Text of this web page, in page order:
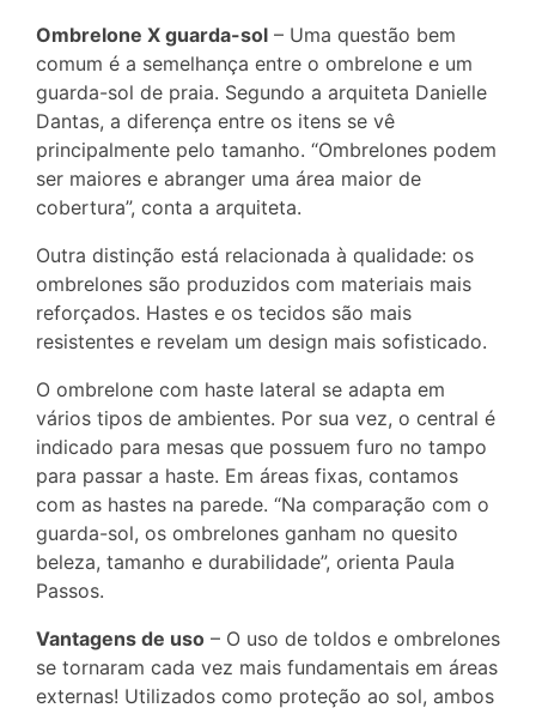
Ombrelone X guarda-sol – Uma questão bem
comum é a semelhança entre o ombrelone e um
guarda-sol de praia. Segundo a arquiteta Danielle
Dantas, a diferença entre os itens se vê
principalmente pelo tamanho. “Ombrelones podem
ser maiores e abranger uma área maior de
cobertura”, conta a arquiteta.
Outra distinção está relacionada à qualidade: os
ombrelones são produzidos com materiais mais
reforçados. Hastes e os tecidos são mais
resistentes e revelam um design mais sofisticado.
O ombrelone com haste lateral se adapta em
vários tipos de ambientes. Por sua vez, o central é
indicado para mesas que possuem furo no tampo
para passar a haste. Em áreas fixas, contamos
com as hastes na parede. “Na comparação com o
guarda-sol, os ombrelones ganham no quesito
beleza, tamanho e durabilidade”, orienta Paula
Passos.
Vantagens de uso – O uso de toldos e ombrelones
se tornaram cada vez mais fundamentais em áreas
externas! Utilizados como proteção ao sol, ambos